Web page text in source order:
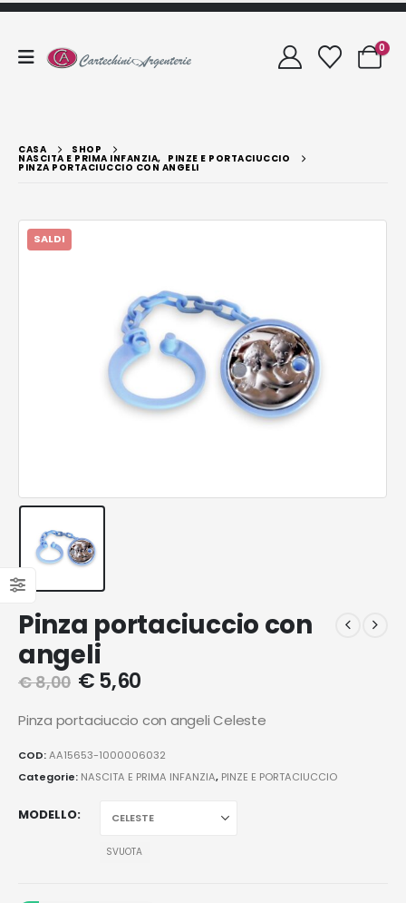
0
CASA SHOP
NASCITA E PRIMA INFANZIA, PINZE E PORTACIUCCIO
PINZA PORTACIUCCIO CON ANGELI
SALDI
Pinza portaciuccio con
angeli
€8,00 €5,60
Pinza portaciuccio con angeli Celeste
COD:AA15653-1000006032
Categorie: NASCITA E PRIMA INFANZIA, PINZE E PORTACIUCCIO
MODELLO
SVUOTA